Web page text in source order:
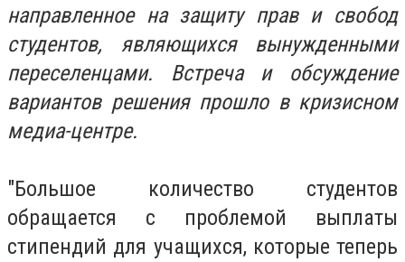
направленное на защиту прав и свобод
студентов, являющихся вынужденными
переселенцами. Встреча и обсуждение
вариантов решения прошло в кризисном
медиа-центре.
"Большое количество студентов
обращается с проблемой выплаты
стипендий для учащихся, которые теперь